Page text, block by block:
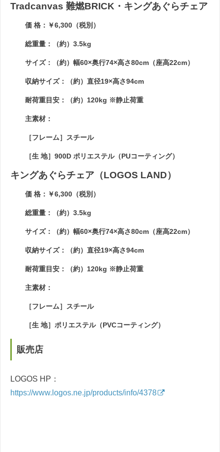
Tradcanvas 難燃BRICK・キングあぐらチェア
価 格：￥6,300（税別）
総重量：（約）3.5kg
サイズ：（約）幅60×奥行74×高さ80cm（座高22cm）
収納サイズ：（約）直径19×高さ94cm
耐荷重目安：（約）120kg ※静止荷重
主素材：
［フレーム］スチール
［生 地］900D ポリエステル（PUコーティング）
キングあぐらチェア（LOGOS LAND）
価 格：￥6,300（税別）
総重量：（約）3.5kg
サイズ：（約）幅60×奥行74×高さ80cm（座高22cm）
収納サイズ：（約）直径19×高さ94cm
耐荷重目安：（約）120kg ※静止荷重
主素材：
［フレーム］スチール
［生 地］ポリエステル（PVCコーティング）
販売店
LOGOS HP：
https://www.logos.ne.jp/products/info/4378